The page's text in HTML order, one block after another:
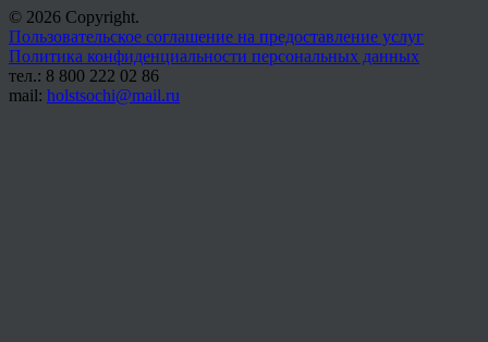
© 2026 Copyright.
Пользовательское соглашение на предоставление услуг
Политика конфиденциальности персональных данных
тел.: 8 800 222 02 86
mail: holstsochi@mail.ru